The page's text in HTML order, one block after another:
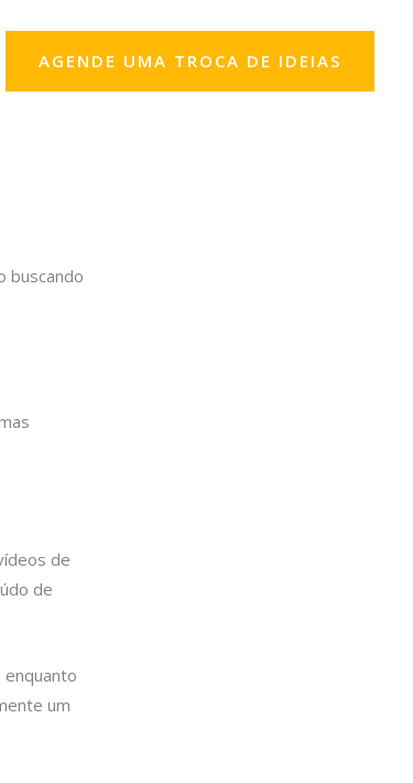
AGENDE UMA TROCA DE IDEIAS
buscando
de
de
enquanto
um